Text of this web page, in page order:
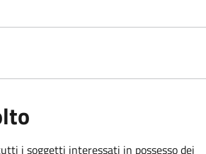
i soggetti interessati in possesso dei